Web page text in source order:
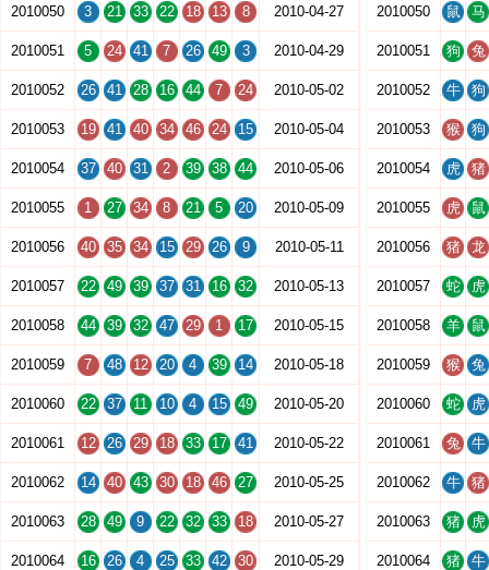
2010050 3 21 33 22 18 13 8 2010-04-27
2010051 5 24 41 7 26 49 3 2010-04-29
2010052 26 41 28 16 44 7 24 2010-05-02
2010053 19 41 40 34 46 24 15 2010-05-04
2010054 37 40 31 2 39 38 44 2010-05-06
2010055 1 27 34 8 21 5 20 2010-05-09
2010056 40 35 34 15 29 26 9 2010-05-11
2010057 22 49 39 37 31 16 32 2010-05-13
2010058 44 39 32 47 29 1 17 2010-05-15
2010059 7 48 12 20 4 39 14 2010-05-18
2010060 22 37 11 10 4 15 49 2010-05-20
2010061 12 26 29 18 33 17 41 2010-05-22
2010062 14 40 43 30 18 46 27 2010-05-25
2010063 28 49 9 22 32 33 18 2010-05-27
2010064 16 26 4 25 33 42 30 2010-05-29
2010050 鼠 马
2010051 狗 兔
2010052 牛 狗
2010053 猴 狗
2010054 虎 猪
2010055 虎 鼠
2010056 猪 龙
2010057 蛇 虎
2010058 羊 鼠
2010059 猴 兔
2010060 蛇 虎
2010061 兔 牛
2010062 牛 猪
2010063 猪 虎
2010064 猪 牛